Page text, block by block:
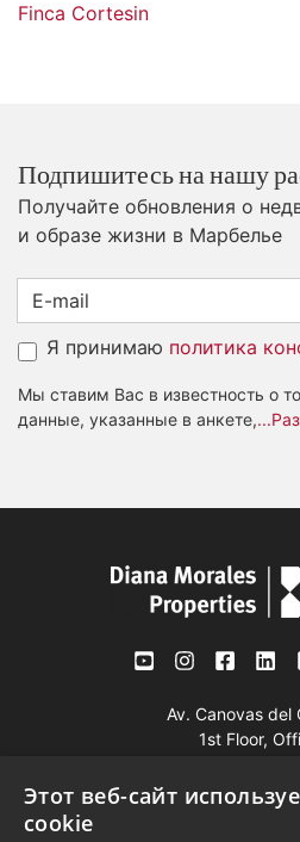
Finca Cortesin
Подпишитесь на нашу
Получайте обновления о
и образе жизни в Марбелье
Я принимаю политика
Мы ставим Вас в известность о
данные, указанные в анкете,
Av. Canovas del
1st Floor,
Посмотреть
Этот веб-сайт
cookie